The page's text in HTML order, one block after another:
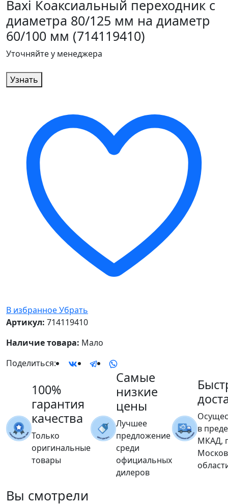
Baxi Коаксиальный переходник с
диаметра 80/125 мм на диаметр
60/100 мм (714119410)
Уточняйте у менеджера
Узнать
В избранноеУбрать
Артикул: 714119410
Наличие товара: Мало
Поделиться:
100%
гарантия
качества
Только
оригинальные
товары
Самые
низкие
цены
Лучшее
предложение
среди
официальных
дилеров
в
МКАД,
Вы смотрели